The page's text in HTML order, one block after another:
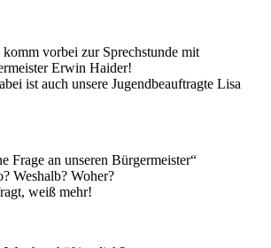
vorbei zur Sprechstunde mit
Erwin Haider!
ist auch unsere Jugendbeauftragte Lisa
Frage an unseren Bürgermeister“
Weshalb? Woher?
weiß mehr!